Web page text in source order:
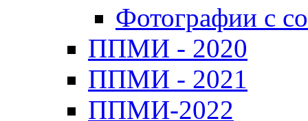
Фотографии с
ППМИ - 2020
ППМИ - 2021
ППМИ-2022